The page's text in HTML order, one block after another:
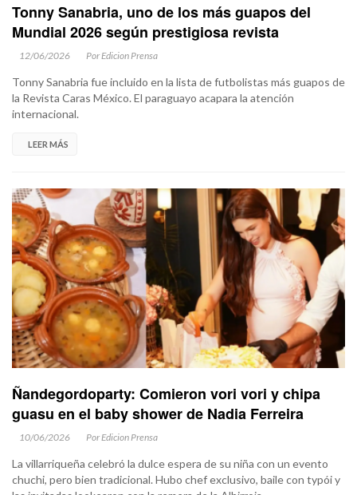
Tonny Sanabria, uno de los más guapos del
Mundial 2026 según prestigiosa revista
12/06/2026 Por Edicion Prensa
Tonny Sanabria fue incluido en la lista de futbolistas más guapos de
la Revista Caras México. El paraguayo acapara la atención
internacional.
LEER MÁS
Ñandegordoparty: Comieron vori vori y chipa
guasu en el baby shower de Nadia Ferreira
10/06/2026 Por Edicion Prensa
La villarriqueña celebró la dulce espera de su niña con un evento
chuchi, pero bien tradicional. Hubo chef exclusivo, baile con typói y